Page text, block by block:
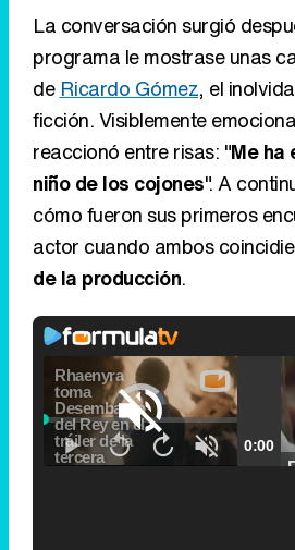
La conversación surgió
programa le mostrase unas
de Ricardo Gómez, el
ficción. Visiblemente
reaccionó entre risas: "Me ha
niño de los cojones". A
cómo fueron sus primeros
actor cuando ambos
de la producción.
Video
Player
is
loading.
Pause
Seek
back
Seek
Unmute Current
0:00 /
Loaded:
0.00%